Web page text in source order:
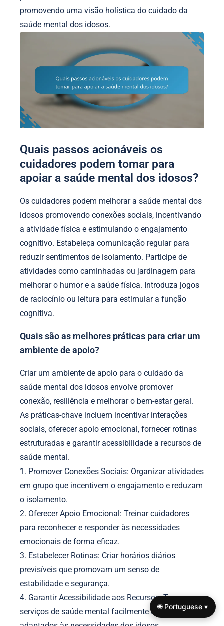
promovendo uma visão holística do cuidado da
saúde mental dos idosos.
Quais passos acionáveis os
cuidadores podem tomar para
apoiar a saúde mental dos idosos?
Os cuidadores podem melhorar a saúde mental dos
idosos promovendo conexões sociais, incentivando
a atividade física e estimulando o engajamento
cognitivo. Estabeleça comunicação regular para
reduzir sentimentos de isolamento. Participe de
atividades como caminhadas ou jardinagem para
melhorar o humor e a saúde física. Introduza jogos
de raciocínio ou leitura para estimular a função
cognitiva.
Quais são as melhores práticas para criar um
ambiente de apoio?
Criar um ambiente de apoio para o cuidado da
saúde mental dos idosos envolve promover
conexão, resiliência e melhorar o bem-estar geral.
As práticas-chave incluem incentivar interações
sociais, oferecer apoio emocional, fornecer rotinas
estruturadas e garantir acessibilidade a recursos de
saúde mental.
1. Promover Conexões Sociais: Organizar atividades
em grupo que incentivem o engajamento e reduzam
o isolamento.
2. Oferecer Apoio Emocional: Treinar cuidadores
para reconhecer e responder às necessidades
emocionais de forma eficaz.
3. Estabelecer Rotinas: Criar horários diários
previsíveis que promovam um senso de
estabilidade e segurança.
4. Garantir Acessibilidade aos Recursos: Tornar os
serviços de saúde mental facilmente disponíveis e
🌐 Portuguese ▾